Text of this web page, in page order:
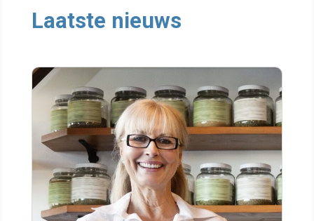
Laatste nieuws